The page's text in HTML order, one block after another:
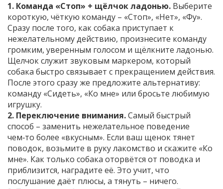
1. Команда «Стоп» + щёлчок ладонью. Выберите
короткую, чёткую команду – «Стоп», «Нет», «Фу».
Сразу после того, как собака приступает к
нежелательному действию, произнесите команду
громким, уверенным голосом и щёлкните ладонью.
Щелчок служит звуковым маркером, который
собака быстро связывает с прекращением действия.
После этого сразу же предложите альтернативу:
команду «Сидеть», «Ко мне» или бросьте любимую
игрушку.
2. Переключение внимания.Самый быстрый
способ – заменить нежелательное поведение
чем‑то более «вкусным». Если ваш щенок тянет
поводок, возьмите в руку лакомство и скажите «Ко
мне». Как только собака оторвётся от поводка и
приблизится, наградите её. Это учит, что
послушание даёт плюсы, а тянуть – ничего.